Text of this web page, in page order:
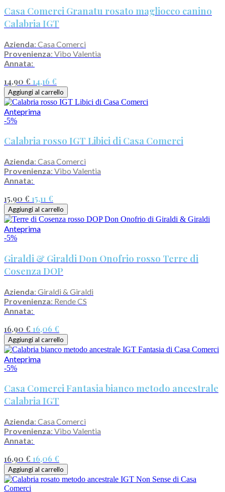
Casa Comerci Granatu rosato magliocco canino
Calabria IGT
Azienda: Casa Comerci
Provenienza: Vibo Valentia
Annata:
14,90 € 14,16 €
Aggiungi al carrello
Anteprima
-5%
Calabria rosso IGT Libici di Casa Comerci
Azienda: Casa Comerci
Provenienza: Vibo Valentia
Annata:
15,90 € 15,11 €
Aggiungi al carrello
Anteprima
-5%
Giraldi & Giraldi Don Onofrio rosso Terre di
Cosenza DOP
Azienda: Giraldi & Giraldi
Provenienza: Rende CS
Annata:
16,90 € 16,06 €
Aggiungi al carrello
Anteprima
-5%
Casa Comerci Fantasia bianco metodo ancestrale
Calabria IGT
Azienda: Casa Comerci
Provenienza: Vibo Valentia
Annata:
16,90 € 16,06 €
Aggiungi al carrello